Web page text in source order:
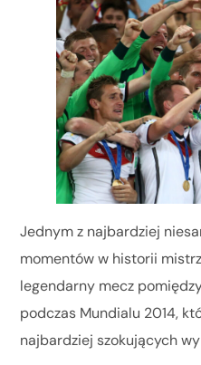
Jednym z najbardziej
momentów w historii
legendarny mecz
podczas Mundialu 2014,
najbardziej szokujących